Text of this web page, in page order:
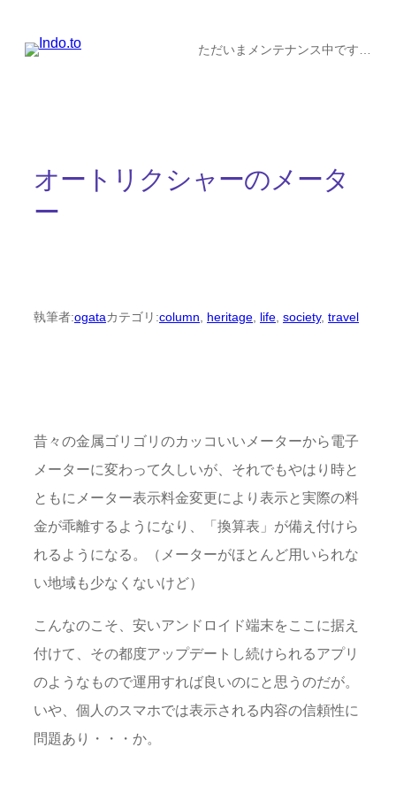
ただいまメンテナンス中です…
オートリクシャーのメータ
ー
執筆者:ogataカテゴリ:column heritage life society, travel
昔々の金属ゴリゴリのカッコいいメーターから電子
メーターに変わって久しいが、それでもやはり時と
ともにメーター表示料金変更により表示と実際の料
金が乖離するようになり、「換算表」が備え付けら
れるようになる。（メーターがほとんど用いられな
い地域も少なくないけど）
こんなのこそ、安いアンドロイド端末をここに据え
付けて、その都度アップデートし続けられるアプリ
のようなもので運用すれば良いのにと思うのだが。
いや、個人のスマホでは表示される内容の信頼性に
問題あり・・・か。